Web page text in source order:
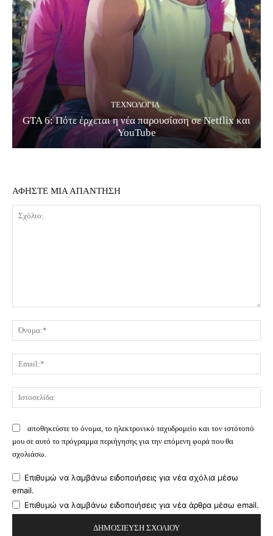
ΤΕΧΝΟΛΟΓΊΑ
GTA 6: Πότε έρχεται η νέα παρουσίαση σε Netflix και
YouTube
ΑΦΗΣΤΕ ΜΙΑ ΑΠΑΝΤΗΣΗ
αποθηκεύστε το όνομα, το ηλεκτρονικό ταχυδρομείο και τον ιστότοπό
μου σε αυτό το πρόγραμμα περιήγησης για την επόμενη φορά που θα
σχολιάσω.
Επιθυμώ να λαμβάνω ειδοποιήσεις για νέα σχόλια μέσω
email.
Επιθυμώ να λαμβάνω ειδοποιήσεις για νέα άρθρα μέσω email.